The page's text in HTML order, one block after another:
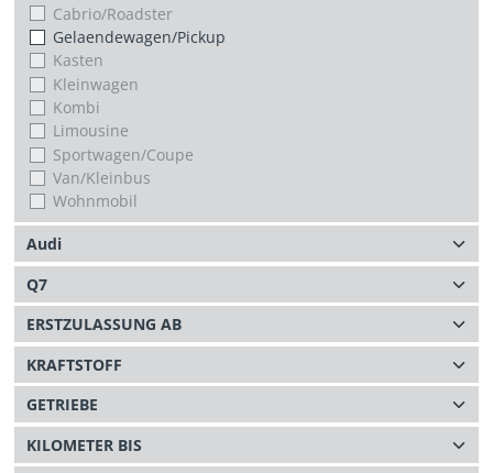
Cabrio/Roadster
Gelaendewagen/Pickup
Kasten
Kleinwagen
Kombi
Limousine
Sportwagen/Coupe
Van/Kleinbus
Wohnmobil